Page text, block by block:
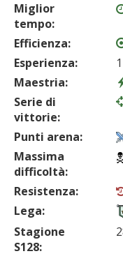
Miglior
tempo:
Efficienza:
Esperienza:
Maestria:
Serie di
vittorie:
Punti arena:
Massima
difficoltà:
Resistenza:
Lega:
Stagione
S128: